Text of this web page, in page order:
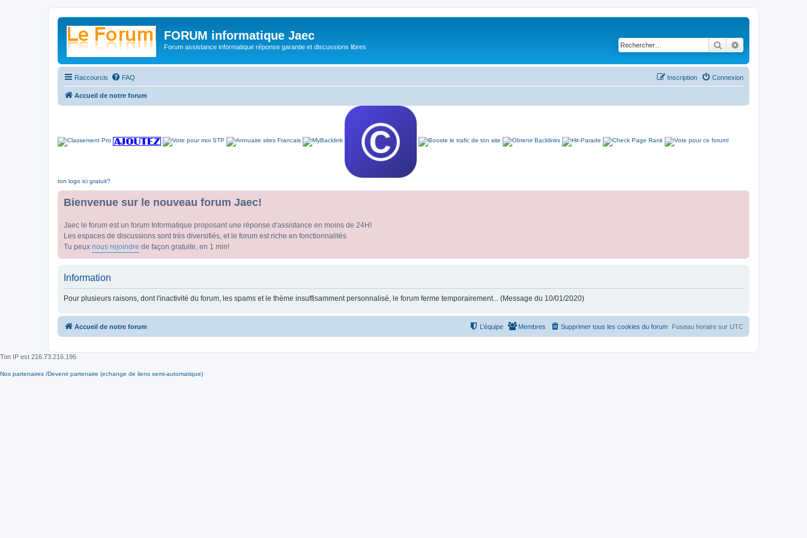
FORUM informatique Jaec
Forum assistance informatique réponse garantie et discussions libres Rechercher
Raccourcis FAQ Connexion
Inscription
Accueil de notre forum
ton logo ici gratuit?
Bienvenue sur le nouveau forum Jaec!
Jaec le forum est un forum Informatique proposant une réponse d'assistance en moins de 24H!
Les espaces de discussions sont très diversifiés, et le forum est riche en fonctionnalités
Tu peux nous rejoindre de façon gratuite, en 1 min!
Information
Pour plusieurs raisons, dont l'inactivité du forum, les spams et le thème insuffisamment personnalisé, le forum ferme temporairement... (Message du 10/01/2020)
Accueil de notre forum Fuseau horaire sur UTC
Supprimer tous les cookies du forum
Membres
L’équipe
Ton IP est 216.73.216.196
Nos partenaires /Devenir partenaire (echange de liens semi-automatique)